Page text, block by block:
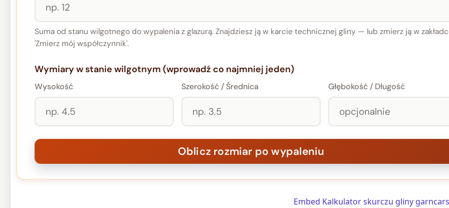
Suma od stanu wilgotnego do wypalenia z glazurą. Znajdziesz ją w karcie technicznej gliny — lub zmierz ją w
'Zmierz mój współczynnik'.
Wymiary w stanie wilgotnym (wprowadź co najmniej jeden)
Wysokość Szerokość / Średnica Głębokość / Długość
Embed Kalkulator skurczu gliny